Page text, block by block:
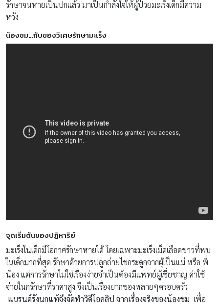
รักษาจนหายเป็นปกแล้ว มาเป็นกำลังใจให้ผู้ป่วยมะเร็งเด็กมีความ
หวัง
น้องชม…กับของวิเศษรักษามะเร็ง
จุดเริ่มต้นของปฏิหาริย์
มะเร็งในเด็กมีโอกาศรักษาหายได้ โดยเฉพาะมะเร็งเม็ดเลือดขาวที่พบ
ในเด็กมากที่สุด รักษาด้วยการปลูกถ่ายไขกระดูกจากผู้เป็นแม่ หรือ พี่
น้อง แต่การรักษาไม่ใช่เรื่องง่ายจำเป็นต้องมีแพทย์ผู้เชี่ยชาญ ค่าใช้
จ่ายในกรักษาที่ราคาสูง จึงเป็นเรื่องยากของหลายๆครอบครัว
แบรนด์รังนกแท้จึงจัดทำวิดีโอคลิป จากเรื่องจริงของน้องชม เพื่อ